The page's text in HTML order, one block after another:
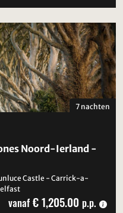
Noord-Ierland -
Castle - Carrick-a-
7 nachten
vanaf € 1,205.00 p.p.